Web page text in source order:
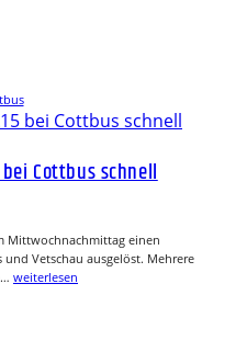
Cottbus schnell
Mittwochnachmittag einen
Vetschau ausgelöst. Mehrere
weiterlesen